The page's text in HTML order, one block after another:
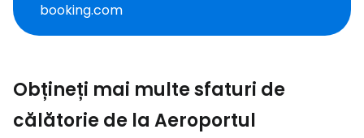
booking.com
Obțineți mai multe sfaturi de
călătorie de la Aeroportul